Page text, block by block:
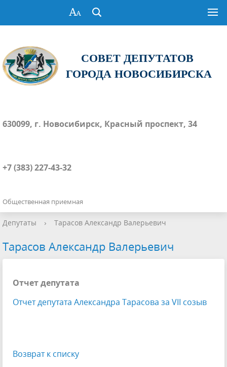
СОВЕТ ДЕПУТАТОВ
ГОРОДА НОВОСИБИРСКА
630099, г. Новосибирск, Красный проспект, 34
+7 (383) 227-43-32
Общественная приемная
Депутаты › Тарасов Александр Валерьевич
Тарасов Александр Валерьевич
Отчет депутата
Отчет депутата Александра Тарасова за VII созыв
Возврат к списку